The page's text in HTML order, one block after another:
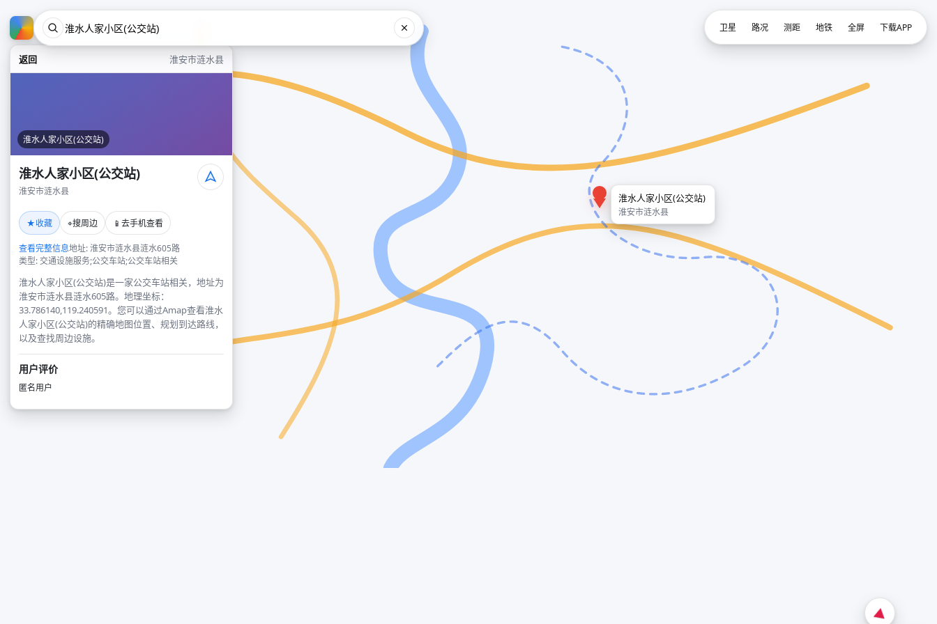
返回 淮安市涟水县
淮水人家小区(公交站)
淮水人家小区(公交站)
淮安市涟水县
★收藏 ⌖搜周边 📱 去手机查看
查看完整信息地址: 淮安市涟水县涟水605路
类型: 交通设施服务;公交车站;公交车站相关
淮水人家小区(公交站)是一家公交车站相关，地址为
淮安市涟水县涟水605路。地理坐标：
33.786140,119.240591。您可以通过Amap查看淮水
人家小区(公交站)的精确地图位置、规划到达路线，
以及查找周边设施。
用户评价
匿名用户
淮水人家小区(公交站)
淮安市涟水县
卫星 路况 测距 地铁 全屏 下载APP